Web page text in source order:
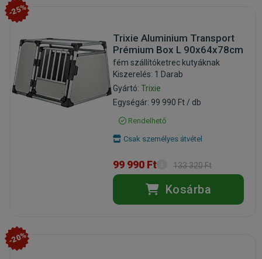
-25%
Trixie Aluminium Transport
Prémium Box L 90x64x78cm
fém szállítóketrec kutyáknak
Kiszerelés: 1 Darab
Gyártó: Trixie
Egységár: 99 990 Ft / db
Rendelhető
Csak személyes átvétel
99 990 Ft 133 320 Ft
Kosárba
-20%